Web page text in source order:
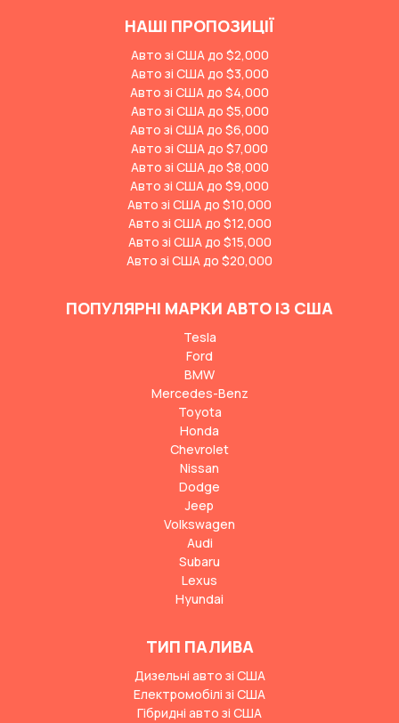
НАШІ ПРОПОЗИЦІЇ
Авто зі США до $2,000
Авто зі США до $3,000
Авто зі США до $4,000
Авто зі США до $5,000
Авто зі США до $6,000
Авто зі США до $7,000
Авто зі США до $8,000
Авто зі США до $9,000
Авто зі США до $10,000
Авто зі США до $12,000
Авто зі США до $15,000
Авто зі США до $20,000
ПОПУЛЯРНІ МАРКИ АВТО ІЗ США
Tesla
Ford
BMW
Mercedes-Benz
Toyota
Honda
Chevrolet
Nissan
Dodge
Jeep
Volkswagen
Audi
Subaru
Lexus
Hyundai
ТИП ПАЛИВА
Дизельні авто зі США
Електромобілі зі США
Гібридні авто зі США